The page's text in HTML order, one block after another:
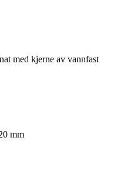
med kjerne av vannfast
mm